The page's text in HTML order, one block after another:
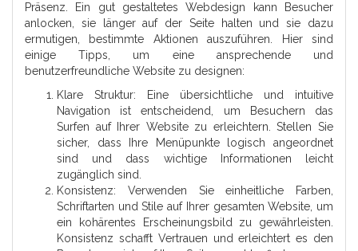
Präsenz. Ein gut gestaltetes Webdesign kann Besucher
anlocken, sie länger auf der Seite halten und sie dazu
ermutigen, bestimmte Aktionen auszuführen. Hier sind
einige Tipps, um eine ansprechende und
benutzerfreundliche Website zu designen:
Klare Struktur: Eine übersichtliche und intuitive
Navigation ist entscheidend, um Besuchern das
Surfen auf Ihrer Website zu erleichtern. Stellen Sie
sicher, dass Ihre Menüpunkte logisch angeordnet
sind und dass wichtige Informationen leicht
zugänglich sind.
Konsistenz: Verwenden Sie einheitliche Farben,
Schriftarten und Stile auf Ihrer gesamten Website, um
ein kohärentes Erscheinungsbild zu gewährleisten.
Konsistenz schafft Vertrauen und erleichtert es den